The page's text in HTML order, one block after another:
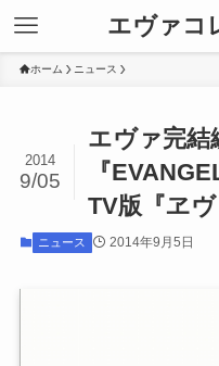
エヴァコ
ホーム ニュース
エヴァ完結
『
TV版『ヱ
2014
9/05
ニュース 2014年9月5日